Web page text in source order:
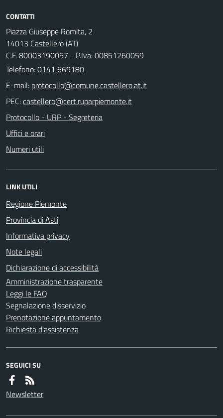
CONTATTI
Piazza Giuseppe Romita, 2
14013 Castellero (AT)
C.F. 80003190057 - P.Iva: 00851260059
Telefono:0141 669180
E-mail:
PEC:
Protocollo - URP - Segreteria
Uffici e orari
Numeri utili
LINK UTILI
Regione Piemonte
Provincia di Asti
Informativa privacy
Note legali
Dichiarazione di accessibilità
Amministrazione trasparente
Leggi le FAQ
Segnalazione disservizio
Prenotazione appuntamento
Richiesta d'assistenza
SEGUICI SU
Newsletter